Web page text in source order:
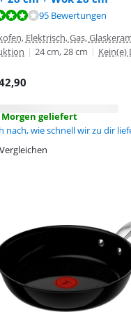
95 Bewertungen
Elektrisch, Gas,
| 24 cm, 28 cm | Kein(e)
Morgen geliefert
nach, wie schnell wir zu dir
Vergleichen